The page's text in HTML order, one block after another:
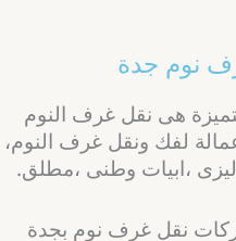
نوم جدة
هى نقل غرف النوم
لفك ونقل غرف النوم،
،ابيات وطنى ،مطلق.
نقل غرف نوم بجدة